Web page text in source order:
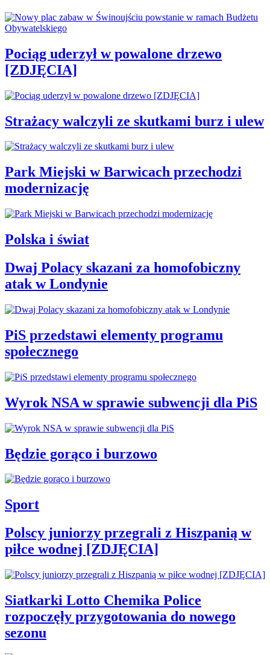
Pociąg uderzył w powalone drzewo
[ZDJĘCIA]
Strażacy walczyli ze skutkami burz i ulew
Park Miejski w Barwicach przechodzi
modernizację
Polska i świat
Dwaj Polacy skazani za homofobiczny
atak w Londynie
PiS przedstawi elementy programu
społecznego
Wyrok NSA w sprawie subwencji dla PiS
Będzie gorąco i burzowo
Sport
Polscy juniorzy przegrali z Hiszpanią w
piłce wodnej [ZDJĘCIA]
Siatkarki Lotto Chemika Police
rozpoczęły przygotowania do nowego
sezonu